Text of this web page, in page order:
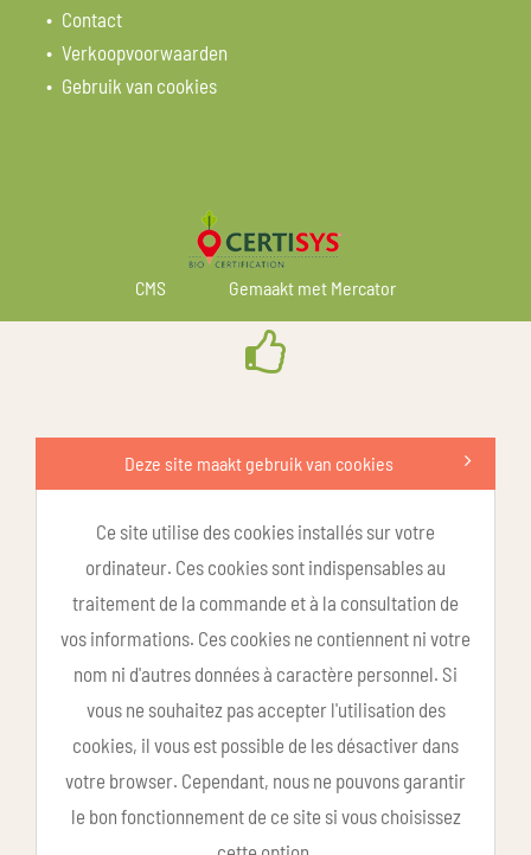
Contact
Verkoopvoorwaarden
Gebruik van cookies
CMS Gemaakt met Mercator
Deze site maakt gebruik van cookies
Ce site utilise des cookies installés sur votre
ordinateur. Ces cookies sont indispensables au
traitement de la commande et à la consultation de
vos informations. Ces cookies ne contiennent ni votre
nom ni d'autres données à caractère personnel. Si
vous ne souhaitez pas accepter l'utilisation des
cookies, il vous est possible de les désactiver dans
votre browser. Cependant, nous ne pouvons garantir
le bon fonctionnement de ce site si vous choisissez